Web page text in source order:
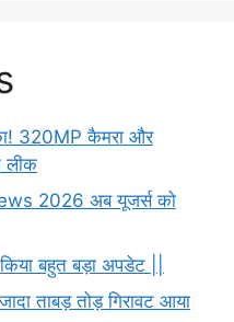
320MP कैमरा और
लीक
2026 अब यूजर्स को
बहुत बड़ा अपडेट ||
ताबड़ तोड़ गिरावट आया